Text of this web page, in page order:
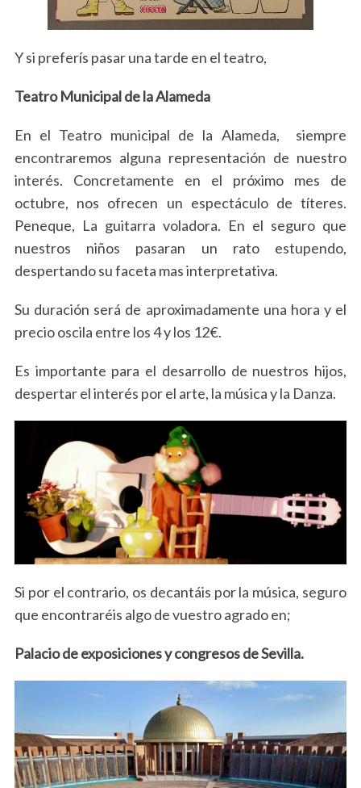
Y si preferís pasar una tarde en el teatro,
Teatro Municipal de la Alameda
En el Teatro municipal de la Alameda, siempre
encontraremos alguna representación de nuestro
interés. Concretamente en el próximo mes de
octubre, nos ofrecen un espectáculo de títeres.
Peneque, La guitarra voladora. En el seguro que
nuestros niños pasaran un rato estupendo,
despertando su faceta mas interpretativa.
Su duración será de aproximadamente una hora y el
precio oscila entre los 4 y los 12€.
Es importante para el desarrollo de nuestros hijos,
despertar el interés por el arte, la música y la Danza.
Si por el contrario, os decantáis por la música, seguro
que encontraréis algo de vuestro agrado en;
Palacio de exposiciones y congresos de Sevilla.
S
a
o
r
: